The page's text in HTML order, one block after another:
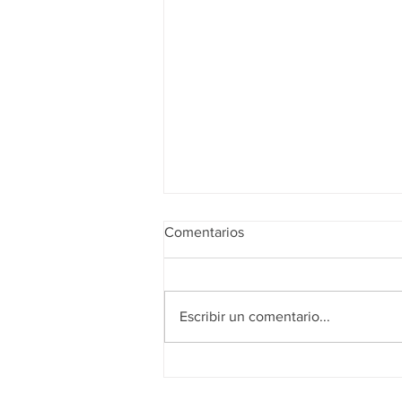
Realidad de octubre
Comentarios
Escribir un comentario...